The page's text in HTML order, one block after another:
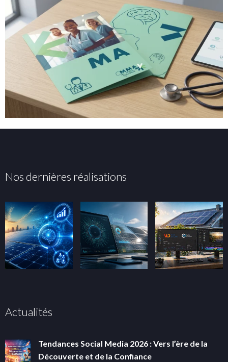
Nos dernières réalisations
Actualités
Tendances Social Media 2026 : Vers l’ère de la
Découverte et de la Confiance